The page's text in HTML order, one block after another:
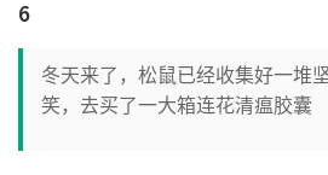
6
冬天来了，松鼠已经收集好一堆
笑，去买了一大箱连花清瘟胶囊